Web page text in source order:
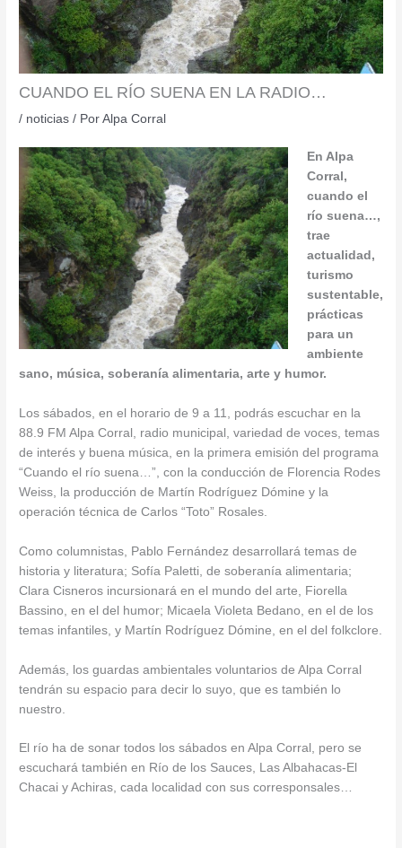
CUANDO EL RÍO SUENA EN LA RADIO…
/ noticias / PorAlpa Corral
En Alpa
Corral,
cuando el
río suena…,
trae
actualidad,
turismo
sustentable,
prácticas
para un
ambiente
sano, música, soberanía alimentaria, arte y humor.
Los sábados, en el horario de 9 a 11, podrás escuchar en la
88.9 FM Alpa Corral, radio municipal, variedad de voces, temas
de interés y buena música, en la primera emisión del programa
“Cuando el río suena…”, con la conducción de Florencia Rodes
Weiss, la producción de Martín Rodríguez Dómine y la
operación técnica de Carlos “Toto” Rosales.
Como columnistas, Pablo Fernández desarrollará temas de
historia y literatura; Sofía Paletti, de soberanía alimentaria;
Clara Cisneros incursionará en el mundo del arte, Fiorella
Bassino, en el del humor; Micaela Violeta Bedano, en el de los
temas infantiles, y Martín Rodríguez Dómine, en el del folkclore.
Además, los guardas ambientales voluntarios de Alpa Corral
tendrán su espacio para decir lo suyo, que es también lo
nuestro.
El río ha de sonar todos los sábados en Alpa Corral, pero se
escuchará también en Río de los Sauces, Las Albahacas-El
Chacai y Achiras, cada localidad con sus corresponsales…